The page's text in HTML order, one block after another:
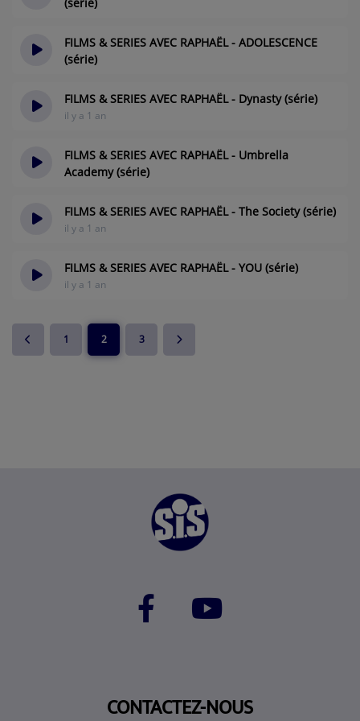
FILMS & SERIES AVEC RAPHAËL - ADOLESCENCE
(série)
FILMS & SERIES AVEC RAPHAËL - Dynasty (série)
il y a 1 an
FILMS & SERIES AVEC RAPHAËL - Umbrella
Academy (série)
FILMS & SERIES AVEC RAPHAËL - The Society (série)
il y a 1 an
FILMS & SERIES AVEC RAPHAËL - YOU (série)
il y a 1 an
1 2 3
CONTACTEZ-NOUS